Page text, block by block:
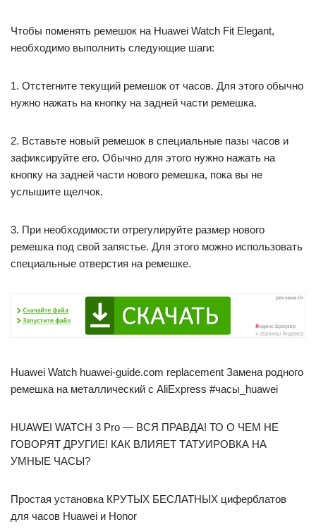
Чтобы поменять ремешок на Huawei Watch Fit Elegant,
необходимо выполнить следующие шаги:
1. Отстегните текущий ремешок от часов. Для этого обычно
нужно нажать на кнопку на задней части ремешка.
2. Вставьте новый ремешок в специальные пазы часов и
зафиксируйте его. Обычно для этого нужно нажать на
кнопку на задней части нового ремешка, пока вы не
услышите щелчок.
3. При необходимости отрегулируйте размер нового
ремешка под свой запястье. Для этого можно использовать
специальные отверстия на ремешке.
Huawei Watch huawei-guide.com replacement Замена родного
ремешка на металлический с AliExpress #часы_huawei
HUAWEI WATCH 3 Pro — ВСЯ ПРАВДА! ТО О ЧЕМ НЕ
ГОВОРЯТ ДРУГИЕ! КАК ВЛИЯЕТ ТАТУИРОВКА НА
УМНЫЕ ЧАСЫ?
Простая установка КРУТЫХ БЕСЛАТНЫХ циферблатов
для часов Huawei и Honor